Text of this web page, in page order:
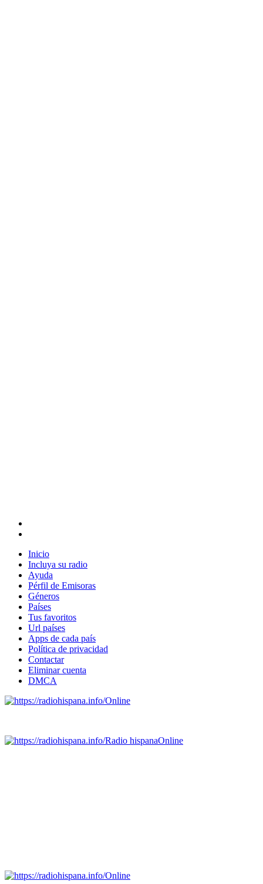
Inicio
Incluya su radio
Ayuda
Pérfil de Emisoras
Géneros
Países
Tus favoritos
Url países
Apps de cada país
Política de privacidad
Contactar
Eliminar cuenta
DMCA
Online
Radio hispanaOnline
Online